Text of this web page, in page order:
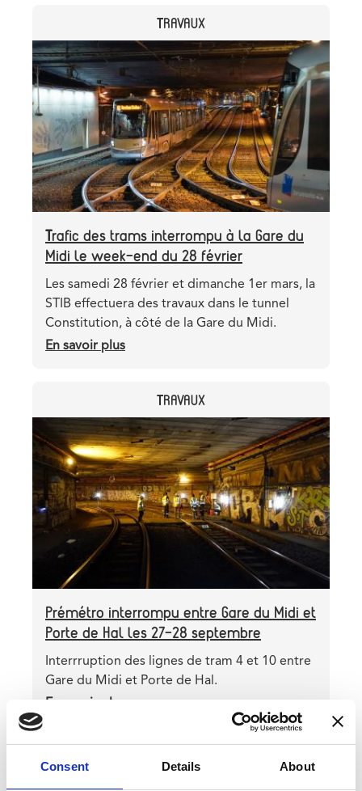
Consent Details About
réaménagement
de
l’avenue
de
Stalingrad
TRAVAUX
Header
image
Image
Trafic des trams interrompu à la Gare du
Midi le week-end du 28 février
Teaser
Les samedi 28 février et dimanche 1er mars, la
STIB effectuera des travaux dans le tunnel
Constitution, à côté de la Gare du Midi.
En savoir plus
interrompu
à
la
Gare
du
Midi
end
28
février
TRAVAUX
image
Prémétro interrompu entre Gare du Midi et
Porte de Hal les 27-28 septembre
Teaser
Interrruption des lignes de tram 4 et 10 entre
Gare du Midi et Porte de Hal.
En savoir plus
interrompu
CATEGORY TRAVAUX